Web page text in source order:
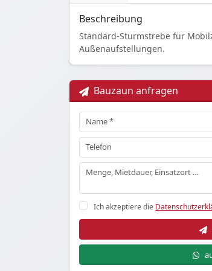
Beschreibung
Standard-Sturmstrebe für
Außenaufstellungen.
Bauzaun anfragen
Ich akzeptiere die